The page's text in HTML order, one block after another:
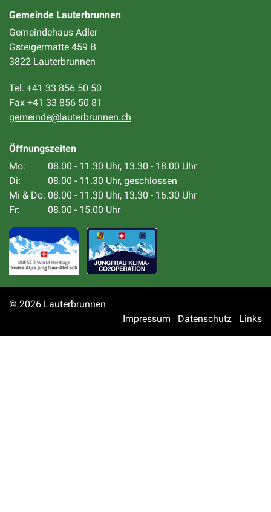
Gemeinde Lauterbrunnen
Gemeindehaus Adler
Gsteigermatte 459 B
3822 Lauterbrunnen
Tel. +41 33 856 50 50
Fax +41 33 856 50 81
gemeinde@lauterbrunnen.ch
Öffnungszeiten
Mo:
08.00 - 11.30 Uhr, 13.30 - 18.00 Uhr
Di:
08.00 - 11.30 Uhr, geschlossen
Mi & Do: 08.00 - 11.30 Uhr, 13.30 - 16.30 Uhr
Fr:
08.00 - 15.00 Uhr
© 2026 Lauterbrunnen
Impressum Datenschutz Links